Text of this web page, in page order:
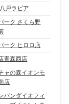
戸ラピア
ーク さくら野
ーク ヒロロ店
青森西店
ャの森イオンモ
店
バンダイオフィ